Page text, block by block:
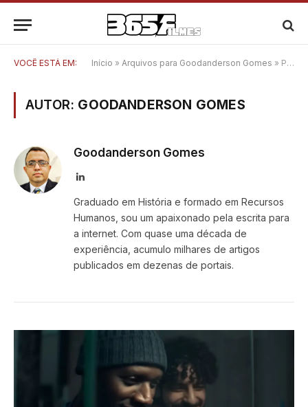
VOCÊ ESTÁ EM: Início » Arquivos para Goodanderson Gomes » Página 3
AUTOR: GOODANDERSON GOMES
Goodanderson Gomes
LinkedIn
Graduado em História e formado em Recursos
Humanos, sou um apaixonado pela escrita para
a internet. Com quase uma década de
experiência, acumulo milhares de artigos
publicados em dezenas de portais.